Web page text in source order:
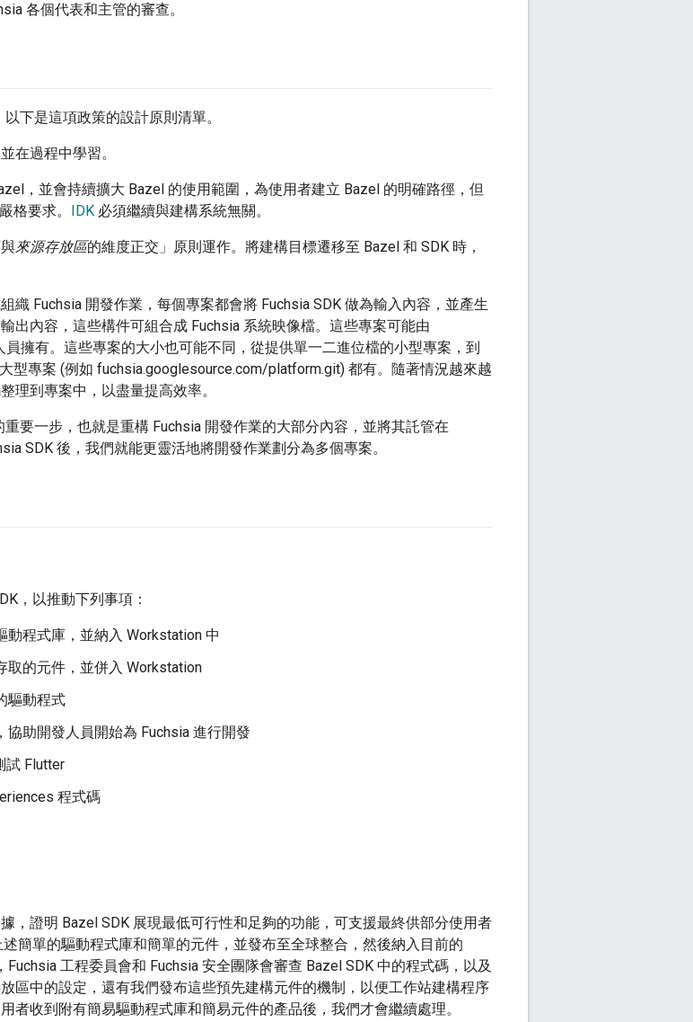
各個代表和主管的審查。
以下是這項政策的設計原則清單。
在過程中學習。
，並會持續擴大 Bazel 的使用範圍，為使用者建立 Bazel 的明確路徑，但
格要求。 IDK 必須繼續與建構系統無關。
來源存放區的維度正交」原則運作。將建構目標遷移至 Bazel 和 SDK 時，
織 Fuchsia 開發作業，每個專案都會將 Fuchsia SDK 做為輸入內容，並產生
出內容，這些構件可組合成 Fuchsia 系統映像檔。這些專案可能由
擁有。這些專案的大小也可能不同，從提供單一二進位檔的小型專案，到
型專案 (例如 fuchsia.googlesource.com/platform.git) 都有。隨著情況越來越
理到專案中，以盡量提高效率。
要一步，也就是重構 Fuchsia 開發作業的大部分內容，並將其託管在
SDK 後，我們就能更靈活地將開發作業劃分為多個專案。
，以推動下列事項：
程式庫，並納入 Workstation 中
取的元件，並併入 Workstation
驅動程式
助開發人員開始為 Fuchsia 進行開發
試 Flutter
程式碼
，證明 Bazel SDK 展現最低可行性和足夠的功能，可支援最終供部分使用者
簡單的驅動程式庫和簡單的元件，並發布至全球整合，然後納入目前的
工程委員會和 Fuchsia 安全團隊會審查 Bazel SDK 中的程式碼，以及
區中的設定，還有我們發布這些預先建構元件的機制，以便工作站建構程序
者收到附有簡易驅動程式庫和簡易元件的產品後，我們才會繼續處理。